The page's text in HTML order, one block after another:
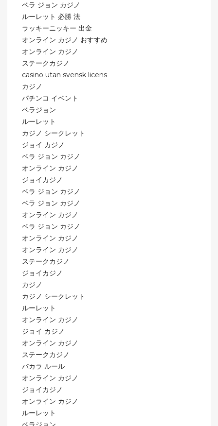
ベラ ジョン カジノ
ルーレット 必勝 法
ラッキーニッキー 出金
オンライン カジノ おすすめ
オンライン カジノ
ステークカジノ
casino utan svensk licens
カジノ
パチンコ イベント
ベラジョン
ルーレット
カジノ シークレット
ジョイ カジノ
ベラ ジョン カジノ
オンライン カジノ
ジョイカジノ
ベラ ジョン カジノ
ベラ ジョン カジノ
オンライン カジノ
ベラ ジョン カジノ
オンライン カジノ
オンライン カジノ
ステークカジノ
ジョイカジノ
カジノ
カジノ シークレット
ルーレット
オンライン カジノ
ジョイ カジノ
オンライン カジノ
ステークカジノ
バカラ ルール
オンライン カジノ
ジョイカジノ
オンライン カジノ
ルーレット